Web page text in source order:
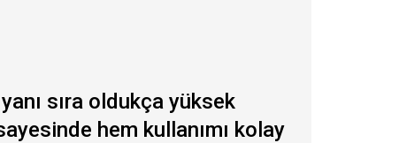
sıra oldukça yüksek
hem kullanımı kolay